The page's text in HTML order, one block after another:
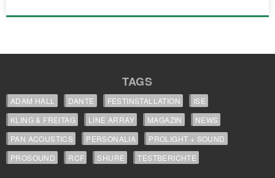
TAGS
ADAM HALL DANTE FESTINSTALLATION
ISE
KLING & FREITAG
LINE ARRAY MAGAZIN
NEWS
PAN ACOUSTICS
PERSONALIA
PROLIGHT + SOUND
PROSOUND
RCF SHURE TESTBERICHTE